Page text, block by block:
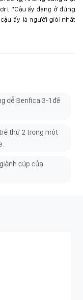
“Cậu ấy đang ở đúng
ấy là người giỏi nhất
dễ Benfica 3-1 để
thứ 2 trong một
cúp của